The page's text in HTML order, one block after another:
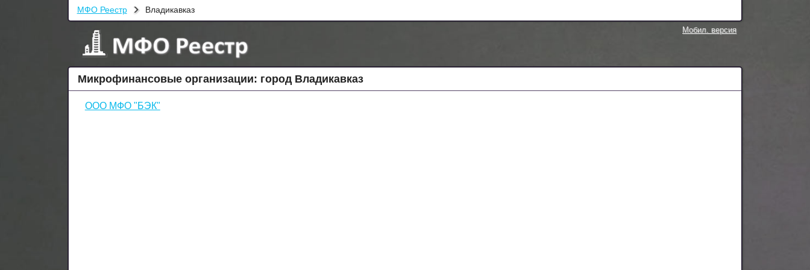
МФО Реестр Владикавказ
Мобил. версия
Микрофинансовые организации: город Владикавказ
ООО МФО "БЭК"